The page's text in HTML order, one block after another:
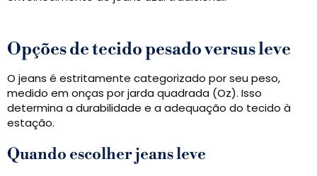
Opções de tecido pesado versus leve
O jeans é estritamente categorizado por seu peso,
medido em onças por jarda quadrada (Oz). Isso
determina a durabilidade e a adequação do tecido à
estação.
Quando escolher jeans leve